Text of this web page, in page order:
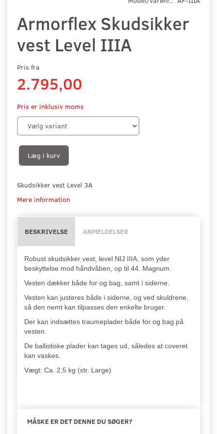
Armorflex Skudsikker
vest Level IIIA
Pris fra
2.795,00
Pris er inklusiv moms
Læg i kurv
Skudsikker vest Level 3A
Mere information
BESKRIVELSE ANMELDELSER
Robust skudsikker vest, level NIJ IIIA, som yder
beskyttelse mod håndvåben, op til 44. Magnum.
Vesten dækker både for og bag, samt i siderne.
Vesten kan justeres både i siderne, og ved skuldrene,
så den nemt kan tilpasses den enkelte bruger.
Der kan indsættes traumeplader både for og bag på
vesten.
De ballistiske plader kan tages ud, således at coveret
kan vaskes.
Vægt: Ca. 2,5 kg (str. Large)
MÅSKE ER DET DENNE DU SØGER?